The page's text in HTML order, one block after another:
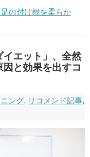
の付け根を柔らか
エット」、全然
と効果を出すコ
ニング, リコメンド記事,